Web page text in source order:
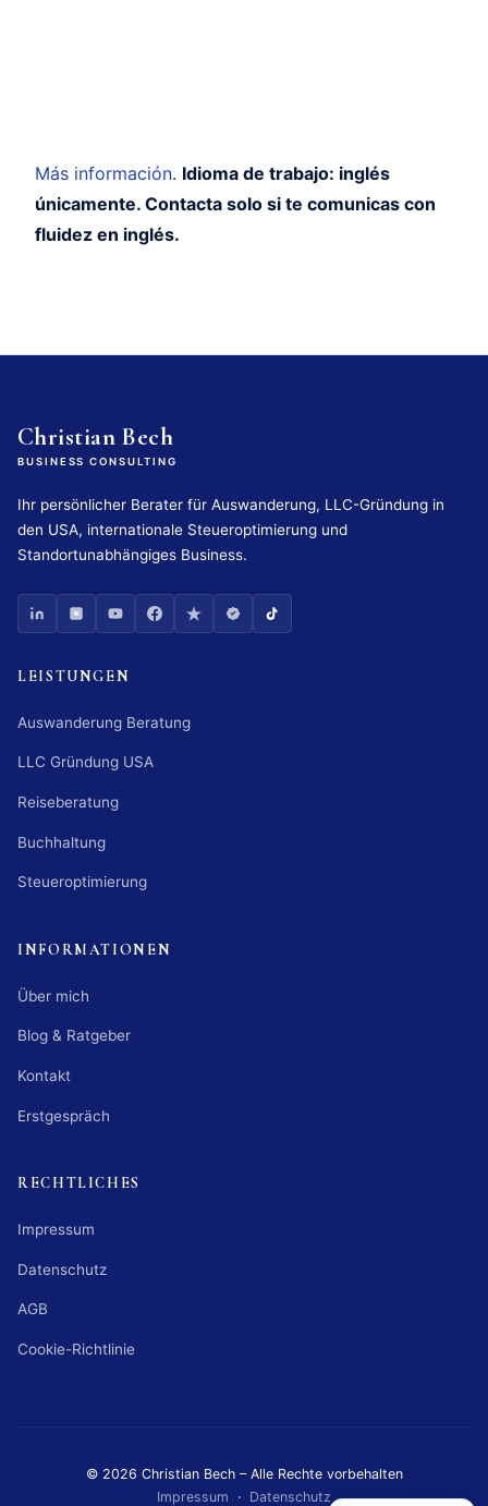
Más información. Idioma de trabajo: inglés
únicamente. Contacta solo si te comunicas con
fluidez en inglés.
Christian Bech
BUSINESS CONSULTING
Ihr persönlicher Berater für Auswanderung, LLC-Gründung in
den USA, internationale Steueroptimierung und
Standortunabhängiges Business.
LEISTUNGEN
Auswanderung Beratung
LLC Gründung USA
Reiseberatung
Buchhaltung
Steueroptimierung
INFORMATIONEN
Über mich
Blog & Ratgeber
Kontakt
Erstgespräch
RECHTLICHES
Impressum
Datenschutz
AGB
Cookie-Richtlinie
© 2026 Christian Bech – Alle Rechte vorbehalten
Impressum · Datenschutz